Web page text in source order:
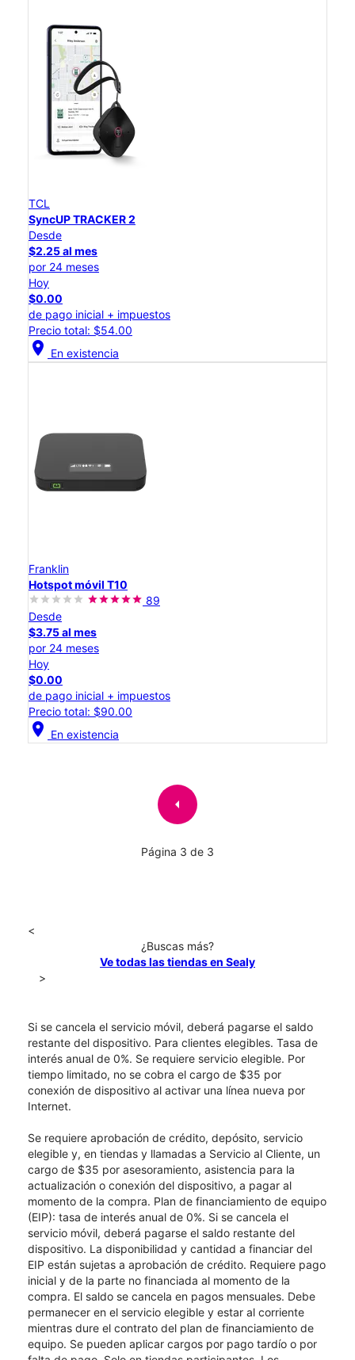
TCL
SyncUP TRACKER 2
Desde
$2.25 al mes
por 24 meses
Hoy
$0.00
de pago inicial + impuestos
Precio total: $54.00
location_on En existencia
Franklin
Hotspot móvil T10
89
Desde
$3.75 al mes
por 24 meses
Hoy
$0.00
de pago inicial + impuestos
Precio total: $90.00
location_on En existencia
arrow_left
Página 3 de 3
<
¿Buscas más?
Ve todas las tiendas en Sealy
>
Si se cancela el servicio móvil, deberá pagarse el saldo
restante del dispositivo. Para clientes elegibles. Tasa de
interés anual de 0%. Se requiere servicio elegible. Por
tiempo limitado, no se cobra el cargo de $35 por
conexión de dispositivo al activar una línea nueva por
Internet.
Se requiere aprobación de crédito, depósito, servicio
elegible y, en tiendas y llamadas a Servicio al Cliente, un
cargo de $35 por asesoramiento, asistencia para la
actualización o conexión del dispositivo, a pagar al
momento de la compra. Plan de financiamiento de equipo
(EIP): tasa de interés anual de 0%. Si se cancela el
servicio móvil, deberá pagarse el saldo restante del
dispositivo. La disponibilidad y cantidad a financiar del
EIP están sujetas a aprobación de crédito. Requiere pago
inicial y de la parte no financiada al momento de la
compra. El saldo se cancela en pagos mensuales. Debe
permanecer en el servicio elegible y estar al corriente
mientras dure el contrato del plan de financiamiento de
equipo. Se pueden aplicar cargos por pago tardío o por